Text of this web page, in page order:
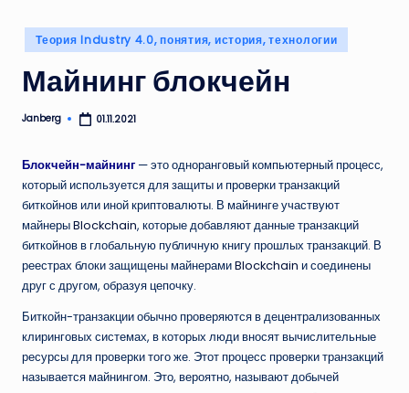
Опубликовано
в
Теория Industry 4.0, понятия, история, технологии
Майнинг блокчейн
Запись
Janberg 01.11.2021
Блокчейн-майнинг — это одноранговый компьютерный процесс,
который используется для защиты и проверки транзакций
биткойнов или иной криптовалюты. В майнинге участвуют
майнерыBlockchain, которые добавляют данные транзакций
биткойнов в глобальную публичную книгу прошлых транзакций. В
реестрах блоки защищены майнерамиBlockchain и соединены
друг с другом, образуя цепочку.
Биткойн-транзакции обычно проверяются в децентрализованных
клиринговых системах, в которых люди вносят вычислительные
ресурсы для проверки того же. Этот процесс проверки транзакций
называется майнингом. Это, вероятно, называют добычей